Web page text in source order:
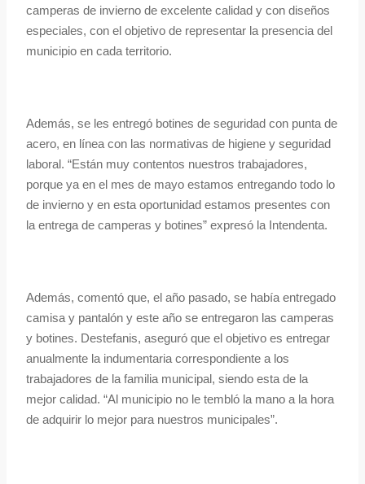
camperas de invierno de excelente calidad y con diseños
especiales, con el objetivo de representar la presencia del
municipio en cada territorio.
Además, se les entregó botines de seguridad con punta de
acero, en línea con las normativas de higiene y seguridad
laboral. “Están muy contentos nuestros trabajadores,
porque ya en el mes de mayo estamos entregando todo lo
de invierno y en esta oportunidad estamos presentes con
la entrega de camperas y botines” expresó la Intendenta.
Además, comentó que, el año pasado, se había entregado
camisa y pantalón y este año se entregaron las camperas
y botines. Destefanis, aseguró que el objetivo es entregar
anualmente la indumentaria correspondiente a los
trabajadores de la familia municipal, siendo esta de la
mejor calidad. “Al municipio no le tembló la mano a la hora
de adquirir lo mejor para nuestros municipales”.